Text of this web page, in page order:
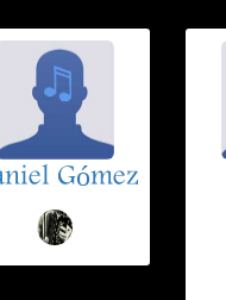
Gómez